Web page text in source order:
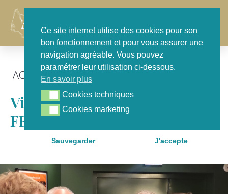
ACTU GÉNÉRALE,
Visite Ministérielle : Marc
FESNEAU À Bordeaux
Ce site internet utilise des cookies pour son
bon fonctionnement et pour vous assurer une
navigation agréable. Vous pouvez
paramétrer leur utilisation ci-dessous.
En savoir plus
Cookies techniques
Cookies techniques
Cookies marketing
Cookies marketing
Sauvegarder J'accepte